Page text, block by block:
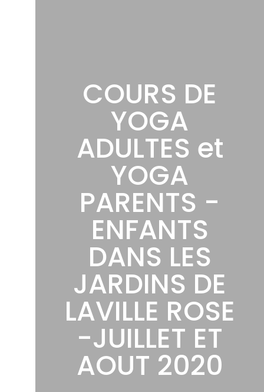
COURS DE
YOGA
ADULTES et
YOGA
PARENTS -
ENFANTS
DANS LES
JARDINS DE
LAVILLE ROSE
-JUILLET ET
AOUT 2020